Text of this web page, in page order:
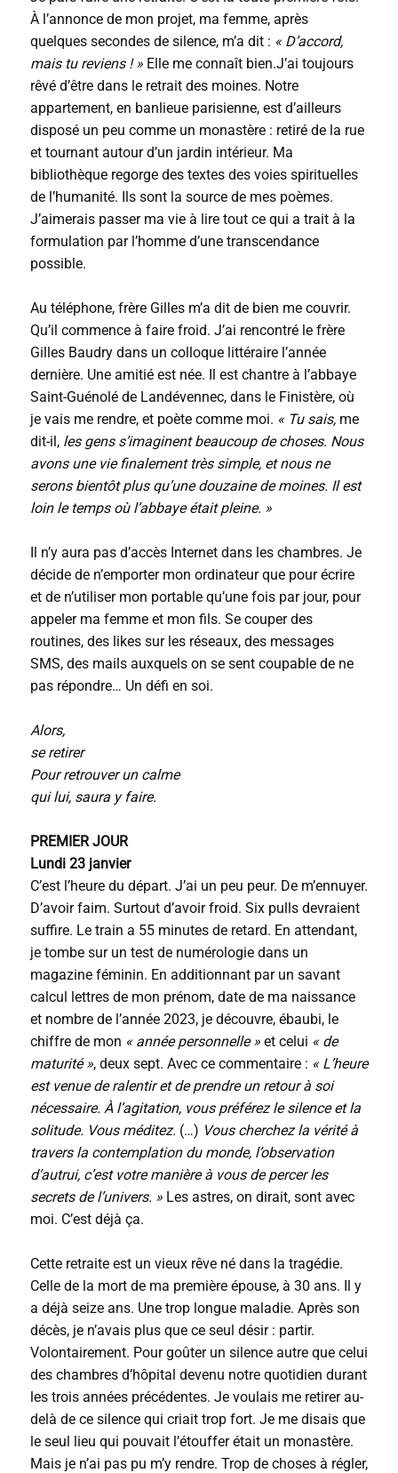
À l’annonce de mon projet, ma femme, après
quelques secondes de silence, m’a dit : « D’accord,
mais tu reviens ! »Elle me connaît bien.J’ai toujours
rêvé d’être dans le retrait des moines. Notre
appartement, en banlieue parisienne, est d’ailleurs
disposé un peu comme un monastère : retiré de la rue
et tournant autour d’un jardin intérieur. Ma
bibliothèque regorge des textes des voies spirituelles
de l’humanité. Ils sont la source de mes poèmes.
J’aimerais passer ma vie à lire tout ce qui a trait à la
formulation par l’homme d’une transcendance
possible.
Au téléphone, frère Gilles m’a dit de bien me couvrir.
Qu’il commence à faire froid. J’ai rencontré le frère
Gilles Baudry dans un colloque littéraire l’année
dernière. Une amitié est née. Il est chantre à l’abbaye
Saint-Guénolé de Landévennec, dans le Finistère, où
je vais me rendre, et poète comme moi. « Tu sais,me
dit-il, les gens s’imaginent beaucoup de choses. Nous
avons une vie finalement très simple, et nous ne
serons bientôt plus qu’une douzaine de moines. Il est
loin le temps où l’abbaye était pleine. »
Il n’y aura pas d’accès Internet dans les chambres. Je
décide de n’emporter mon ordinateur que pour écrire
et de n’utiliser mon portable qu’une fois par jour, pour
appeler ma femme et mon fils. Se couper des
routines, des likes sur les réseaux, des messages
SMS, des mails auxquels on se sent coupable de ne
pas répondre… Un défi en soi.
Alors,
se retirer
Pour retrouver un calme
qui lui, saura y faire.
PREMIER JOUR
Lundi 23 janvier
C’est l’heure du départ. J’ai un peu peur. De m’ennuyer.
D’avoir faim. Surtout d’avoir froid. Six pulls devraient
suffire. Le train a 55 minutes de retard. En attendant,
je tombe sur un test de numérologie dans un
magazine féminin. En additionnant par un savant
calcul lettres de mon prénom, date de ma naissance
et nombre de l’année 2023, je découvre, ébaubi, le
chiffre de mon « année personnelle »et celui « de
maturité », deux sept. Avec ce commentaire : « L’heure
est venue de ralentir et de prendre un retour à soi
nécessaire. À l’agitation, vous préférez le silence et la
solitude. Vous méditez. (…) Vous cherchez la vérité à
travers la contemplation du monde, l’observation
d’autrui, c’est votre manière à vous de percer les
secrets de l’univers. »Les astres, on dirait, sont avec
moi. C’est déjà ça.
Cette retraite est un vieux rêve né dans la tragédie.
Celle de la mort de ma première épouse, à 30 ans. Il y
a déjà seize ans. Une trop longue maladie. Après son
décès, je n’avais plus que ce seul désir : partir.
Volontairement. Pour goûter un silence autre que celui
des chambres d’hôpital devenu notre quotidien durant
les trois années précédentes. Je voulais me retirer au-
delà de ce silence qui criait trop fort. Je me disais que
le seul lieu qui pouvait l’étouffer était un monastère.
Mais je n’ai pas pu m’y rendre. Trop de choses à régler,